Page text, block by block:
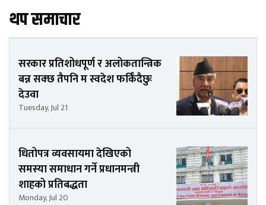
थप समाचार
सरकार प्रतिशोधपूर्ण र अलोकतान्त्रिक
बन्न सक्छ तैपनि म स्वदेश फर्किँदैछुः
देउवा
Tuesday, Jul 21
धितोपत्र व्यवसायमा देखिएको
समस्या समाधान गर्ने प्रधानमन्त्री
शाहको प्रतिबद्धता
Monday, Jul 20